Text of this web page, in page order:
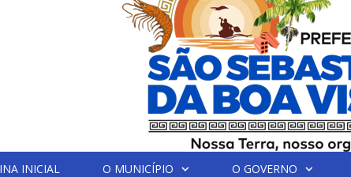
INICIAL O MUNICÍPIO O GOVERNO